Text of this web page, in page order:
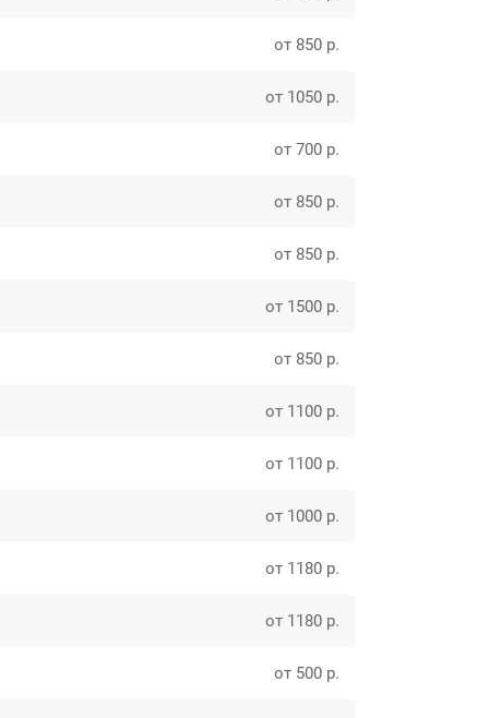
от 850 р.
от 1050 р.
от 700 р.
от 850 р.
от 850 р.
от 1500 р.
от 850 р.
от 1100 р.
от 1100 р.
от 1000 р.
от 1180 р.
от 1180 р.
от 500 р.